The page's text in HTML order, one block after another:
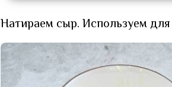
Натираем сыр. Используем